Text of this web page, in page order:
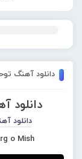
دانلود آهنگ
دانلود
o Mish